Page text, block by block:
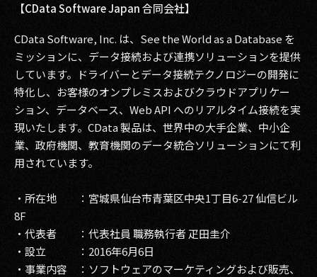
【CData Software Japan 合同会社】
CData Software, Inc. は、See the World as a Database を
ミッションに、データ接続および連携ソリューションを提供
しています。ドライバーとデータ接続テクノロジーの開発に
特化し、お客様のオンプレミスおよびクラウドアプリケー
ション、データベース、Web API へのリアルタイム接続を実
現いたします。CData 製品は、世界中の大手企業、中小企
業、政府機関、教育機関のデータ統合ソリューションにて利
用されています。
・所在地 ：宮城県仙台市青葉区中央1丁目6-27 仙信ビル
8F
・代表者 ：代表社員 職務執行者 疋田圭介
・設立 ：2016年6月6日
・事業内容 ：ソフトウェアのマーケティングおよび販売、